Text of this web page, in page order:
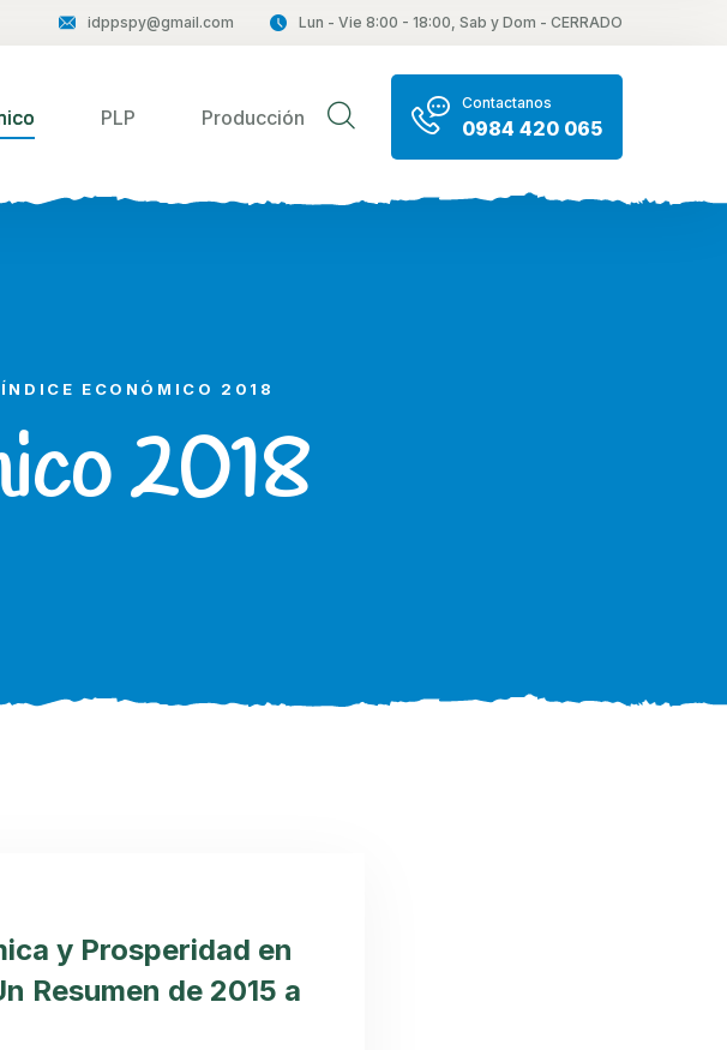
idppspy@gmail.com Lun - Vie 8:00 - 18:00, Sab y Dom - CERRADO
PLP Producción
Contactanos
0984 420 065
ÍNDICE ECONÓMICO 2018
2018
y Prosperidad en
Resumen de 2015 a